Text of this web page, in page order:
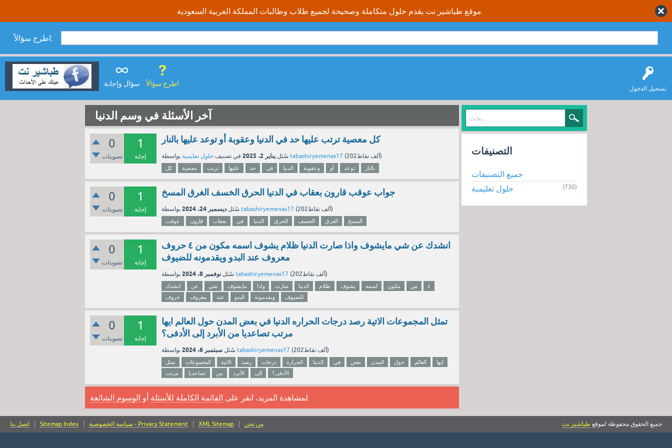
اطرح سؤالاً:
تسجيل الدخول
سؤال وإجابة اطرح سؤالاً
آخر الأسئلة في وسم الدنيا
0
تصويتات
1
إجابة
كل معصية ترتب عليها حد في الدنيا وعقوبة أو توعد عليها بالنار
سُئل يناير 2، 2025 في تصنيف حلول تعليمية tabashiryemenas17 ( 202ألف نقاط)
كل معصية ترتب عليها حد في الدنيا وعقوبة أو توعد بالنار
0
تصويتات
1
إجابة
جواب عوقب قارون بعقاب في الدنيا الحرق الخسف الغرق المسخ
سُئل ديسمبر 24، 2024 tabashiryemenas17 ( 202ألف نقاط)
عوقب قارون بعقاب في الدنيا الحرق الخسف الغرق المسخ
0
تصويتات
1
إجابة
انشدك عن شي مايشوف واذا صارت الدنيا ظلام يشوف اسمه مكون من ٤ حروف
معروف عند البدو ويقدمونه للضيوف
سُئل نوفمبر 8، 2024 tabashiryemenas17 ( 202ألف نقاط)
انشدك عن شي مايشوف واذا صارت الدنيا ظلام يشوف اسمه مكون من
٤
حروف
معروف عند البدو ويقدمونه للضيوف
0
تصويتات
1
إجابة
تمثل المجموعات الاتية رصد درجات الحراره الدنيا في بعض المدن حول العالم ايها
مرتب تصاعديا من الأبرد إلى الأدفى؟
سُئل سبتمبر 6، 2024 tabashiryemenas17 ( 202ألفنقاط)
تمثل المجموعات الاتية رصد درجات الحراره الدنيا في بعض المدن حول العالم
ايها
مرتب
تصاعديا من الأبرد إلى الأدفى؟
لمشاهدة المزيد، انقر على القائمة الكاملة للأسئلة أو الوسوم الشائعة
التصنيفات
جميع التصنيفات
حلول تعليمية
(730)
اتصل بنا Sitemap Index سياسة الخصوصية - Privacy Statement XML Sitemap من نحن جميع الحقوق محفوظة لموقع طباشير نت